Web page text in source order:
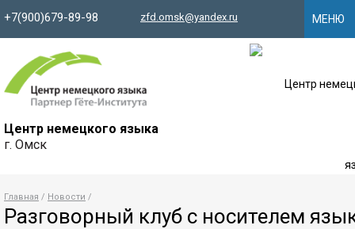
Главная Новости
Разговорный клуб с носителем
+7(900)679-89-98 zfd.omsk@yandex.ru МЕНЮ
Центр немецкого языка
г. Омск